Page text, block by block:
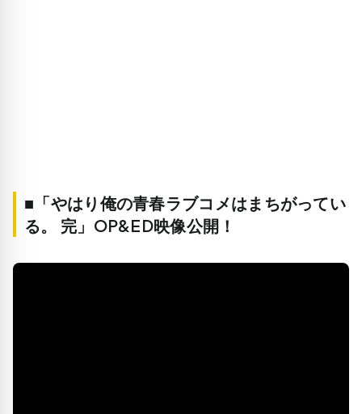
■「やはり俺の青春ラブコメはまちがってい
る。 完」OP&ED映像公開！